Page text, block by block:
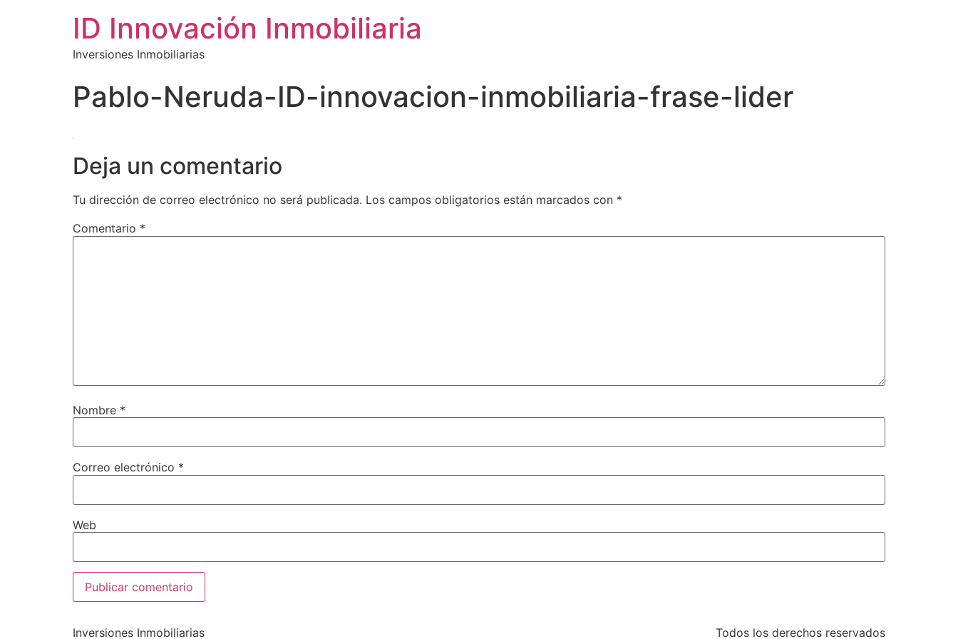
ID Innovación Inmobiliaria
Inversiones Inmobiliarias
Pablo-Neruda-ID-innovacion-inmobiliaria-frase-lider
Deja un comentario
Tu dirección de correo electrónico no será publicada. Los campos obligatorios están marcados con *
Comentario *
Nombre *
Correo electrónico *
Web
Inversiones Inmobiliarias Todos los derechos reservados